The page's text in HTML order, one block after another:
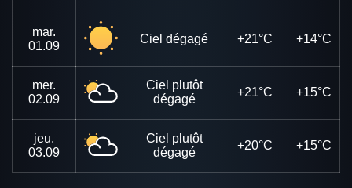
mar.
01.09
Ciel dégagé +21°C +14°C
mer.
02.09
Ciel plutôt
dégagé
+21°C +15°C
jeu.
03.09
Ciel plutôt
dégagé
+20°C +15°C